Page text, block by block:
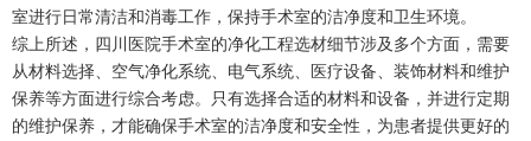
室进行日常清洁和消毒工作，保持手术室的洁净度和卫生环境。
综上所述，四川医院手术室的净化工程选材细节涉及多个方面，需要
从材料选择、空气净化系统、电气系统、医疗设备、装饰材料和维护
保养等方面进行综合考虑。只有选择合适的材料和设备，并进行定期
的维护保养，才能确保手术室的洁净度和安全性，为患者提供更好的